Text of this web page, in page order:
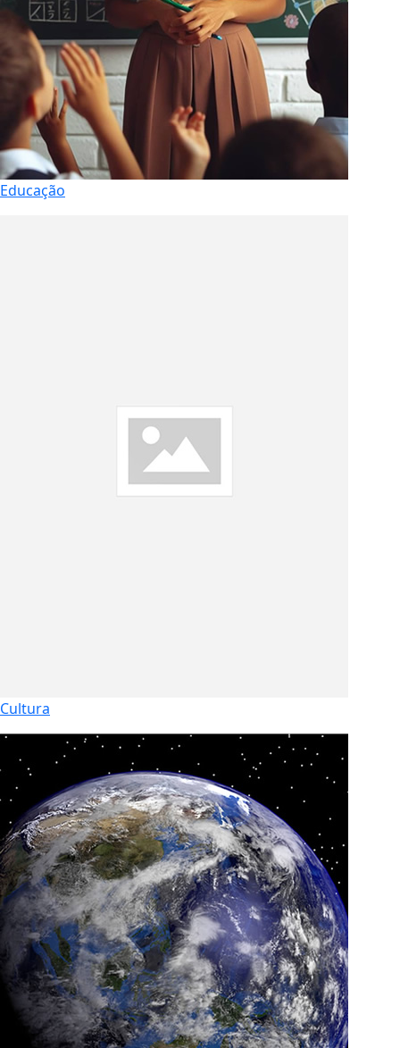
Educação
Cultura